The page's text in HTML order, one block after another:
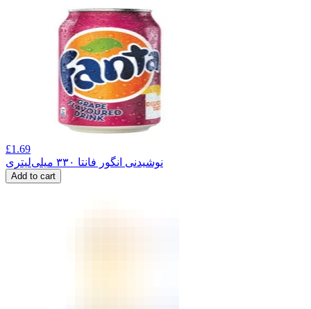
£1.69
نوشیدنی انگور فانتا ۳۳۰ میلی‌لیتری
Add to cart